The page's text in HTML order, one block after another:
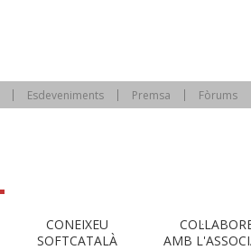
Esdeveniments Premsa Fòrums
CONEIXEU
SOFTCATALÀ
AMB